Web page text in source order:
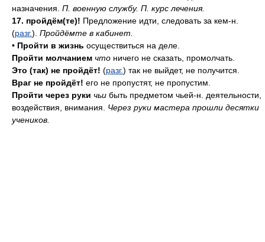
назначения. П. военную службу. П. курс лечения.
17. пройдём(те)! Предложение идти, следовать за кем-н.
(разг.). Пройдёмте в кабинет.
• Пройти в жизнь осуществиться на деле.
Пройти молчанием что ничего не сказать, промолчать.
Это (так) не пройдёт! (разг.) так не выйдет, не получится.
Враг не пройдёт! его не пропустят, не пропустим.
Пройти через руки чьи быть предметом чьей-н. деятельности,
воздействия, внимания. Через руки мастера прошли десятки
учеников.